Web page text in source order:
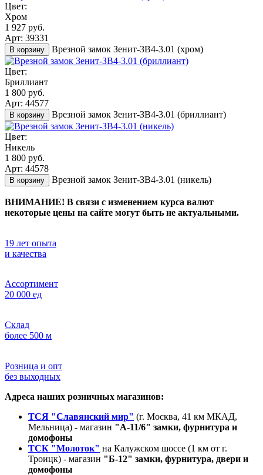
Цвет:
Хром
1 927 руб.
Арт: 39331
В корзину Врезной замок Зенит-ЗВ4-3.01 (хром)
Цвет:
Бриллиант
1 800 руб.
Арт: 44577
В корзину Врезной замок Зенит-ЗВ4-3.01 (бриллиант)
Цвет:
Никель
1 800 руб.
Арт: 44578
В корзину Врезной замок Зенит-ЗВ4-3.01 (никель)
ВНИМАНИЕ! В связи с изменением курса валют
некоторые цены на сайте могут быть не актуальными.
19 лет опыта
и качества
Ассортимент
20 000 ед
Склад
более 500 м
Розница и опт
без выходных
Адреса наших розничных магазинов:
ТСЯ "Славянский мир" (г. Москва, 41 км МКАД,
Мельница) - магазин "А-11/6" замки, фурнитура и
домофоны
ТСК "Молоток" на Калужском шоссе (1 км от г.
Троицк) - магазин "Б-12" замки, фурнитура, двери и
домофоны